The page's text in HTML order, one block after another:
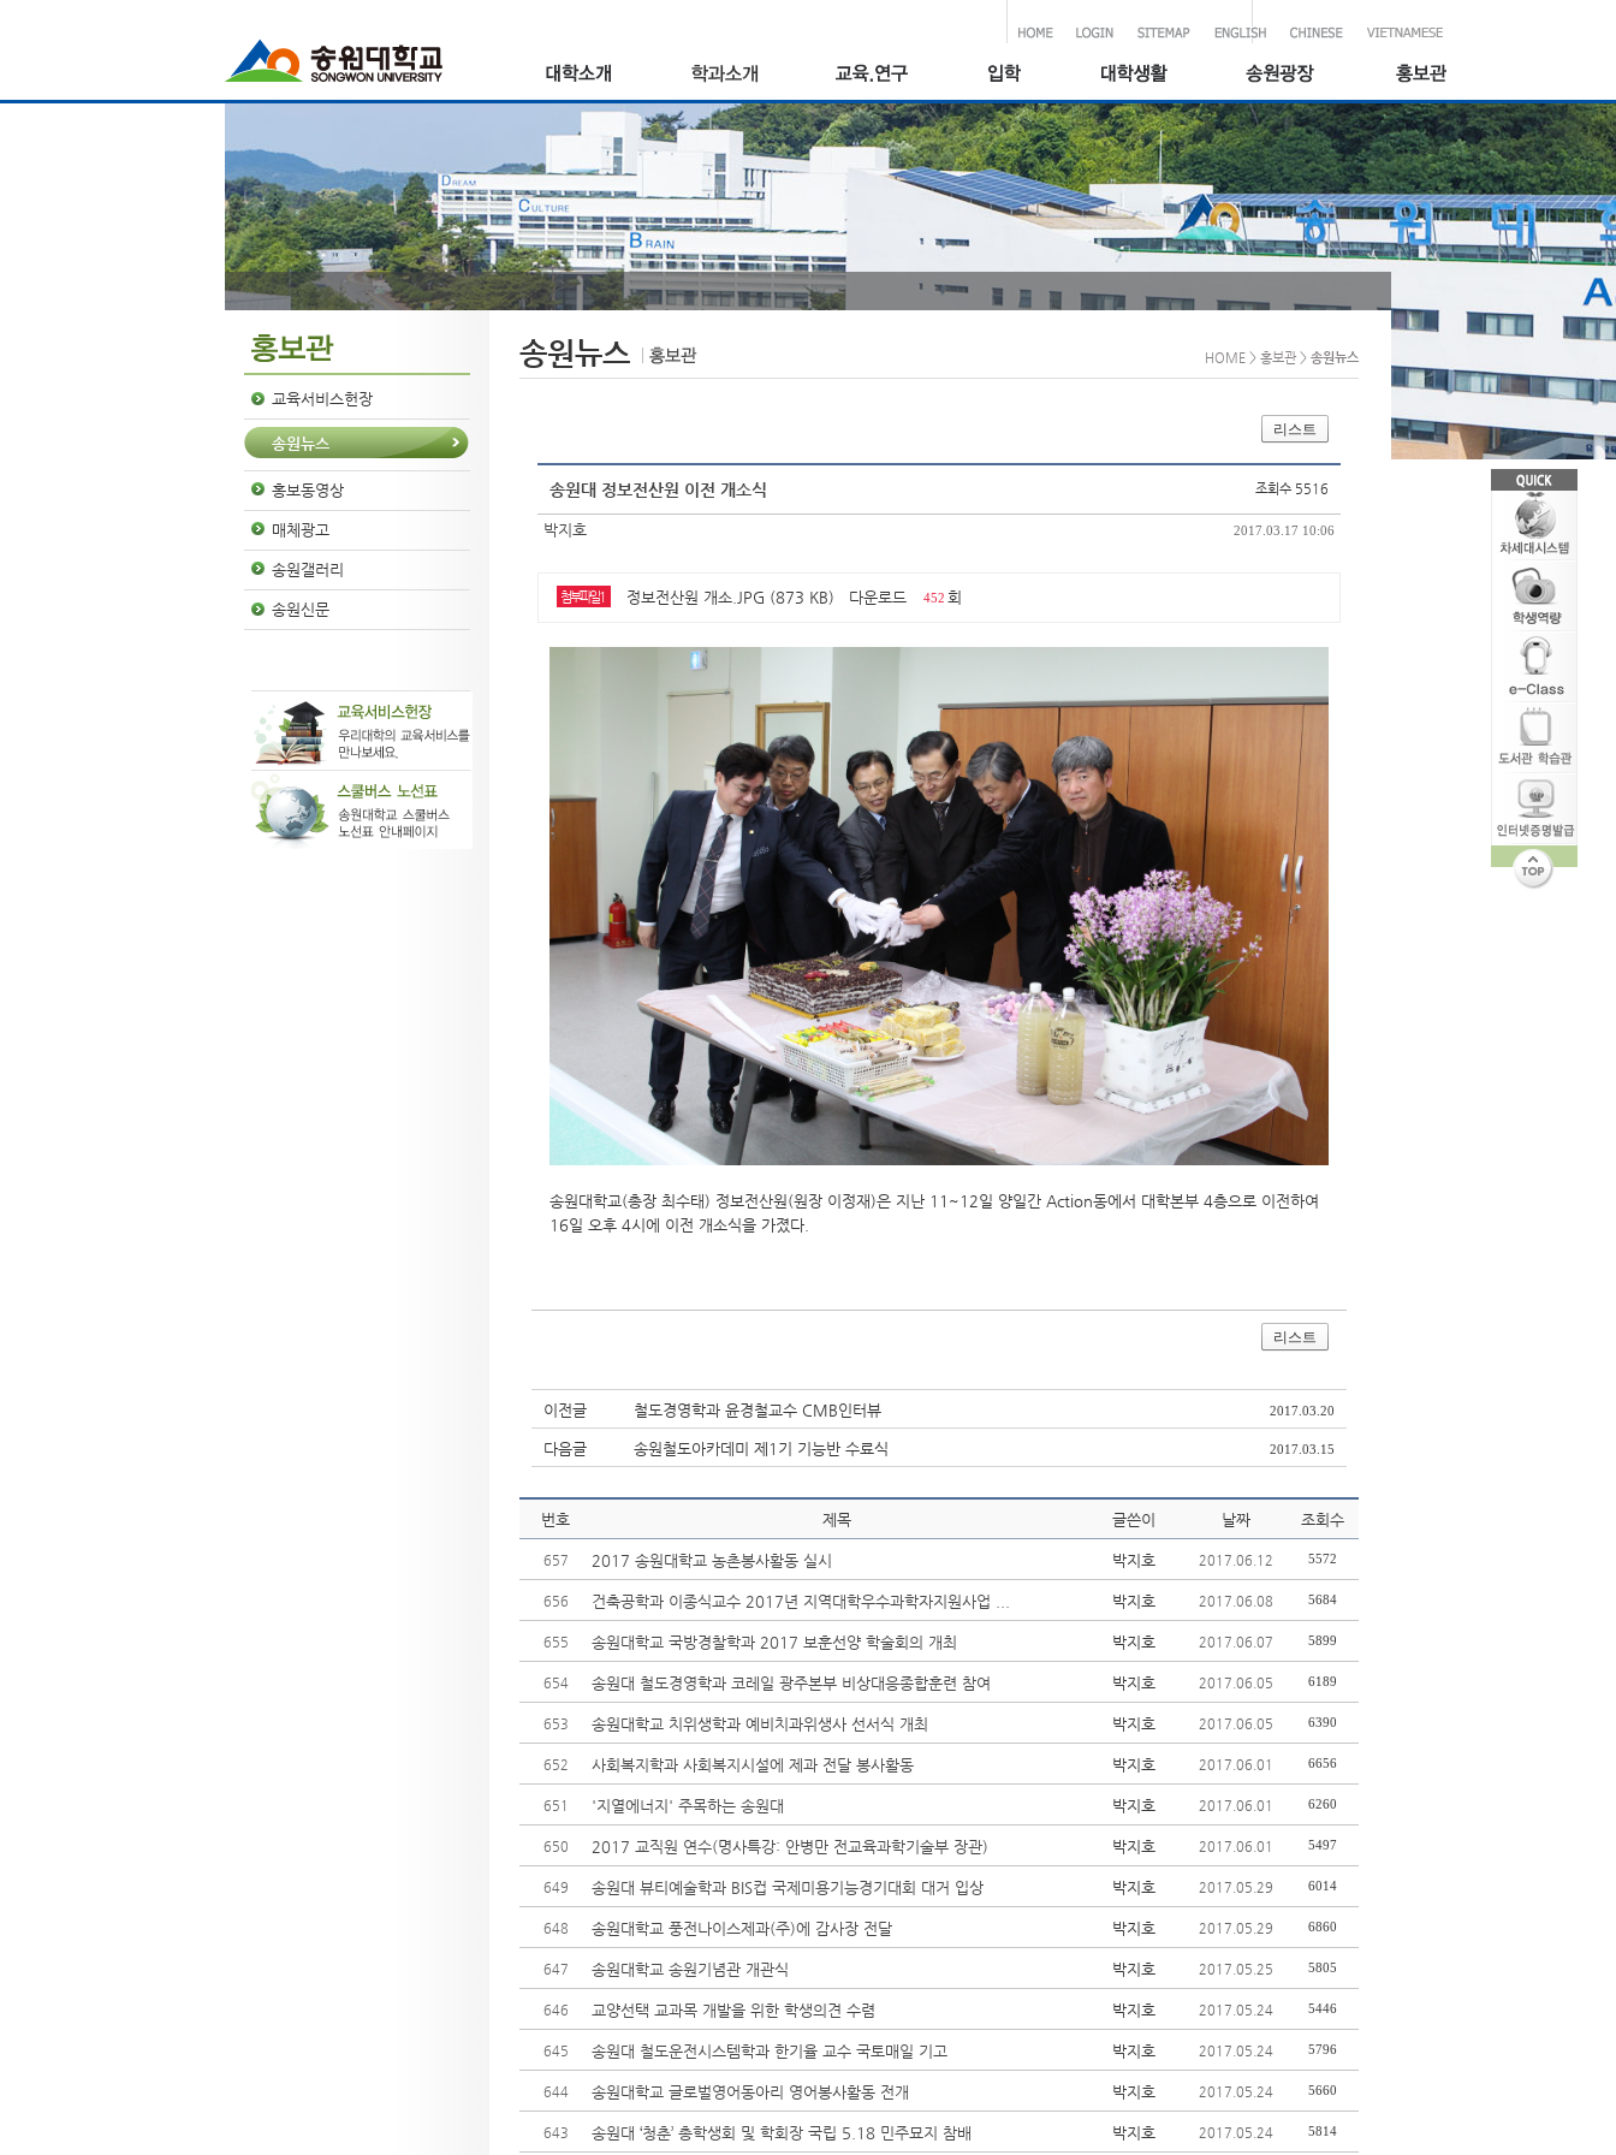
교육서비스헌장
송원뉴스
홍보동영상
매체광고
송원갤러리
송원신문
송원뉴스 HOME > 홍보관 > 송원뉴스
리스트
송원대 정보전산원 이전 개소식 조회수 5516
박지호 2017.03.17 10:06
첨부파일1 정보전산원 개소.JPG (873 KB) 다운로드 452 회
송원대학교(총장 최수태) 정보전산원(원장 이정재)은 지난 11~12일 양일간 Action동에서 대학본부 4층으로 이전하여
16일 오후 4시에 이전 개소식을 가졌다.
리스트
이전글 철도경영학과 윤경철교수 CMB인터뷰 2017.03.20
다음글 송원철도아카데미 제1기 기능반 수료식 2017.03.15
번호 제목 글쓴이 날짜 조회수
657 2017 송원대학교 농촌봉사활동 실시 박지호 2017.06.12 5572
656 건축공학과 이종식교수 2017년 지역대학우수과학자지원사업 ... 박지호 2017.06.08 5684
655 송원대학교 국방경찰학과 2017 보훈선양 학술회의 개최 박지호 2017.06.07 5899
654 송원대 철도경영학과 코레일 광주본부 비상대응종합훈련 참여 박지호 2017.06.05 6189
653 송원대학교 치위생학과 예비치과위생사 선서식 개최 박지호 2017.06.05 6390
652 사회복지학과 사회복지시설에 제과 전달 봉사활동 박지호 2017.06.01 6656
651 '지열에너지' 주목하는 송원대 박지호 2017.06.01 6260
650 2017 교직원 연수(명사특강: 안병만 전교육과학기술부 장관) 박지호 2017.06.01 5497
649 송원대 뷰티예술학과 BIS컵 국제미용기능경기대회 대거 입상 박지호 2017.05.29 6014
648 송원대학교 풍전나이스제과(주)에 감사장 전달 박지호 2017.05.29 6860
647 송원대학교 송원기념관 개관식 박지호 2017.05.25 5805
646 교양선택 교과목 개발을 위한 학생의견 수렴 박지호 2017.05.24 5446
645 송원대 철도운전시스템학과 한기율 교수 국토매일 기고 박지호 2017.05.24 5796
644 송원대학교 글로벌영어동아리 영어봉사활동 전개 박지호 2017.05.24 5660
643 송원대 ‘청춘’ 총학생회 및 학회장 국립 5.18 민주묘지 참배 박지호 2017.05.24 5814